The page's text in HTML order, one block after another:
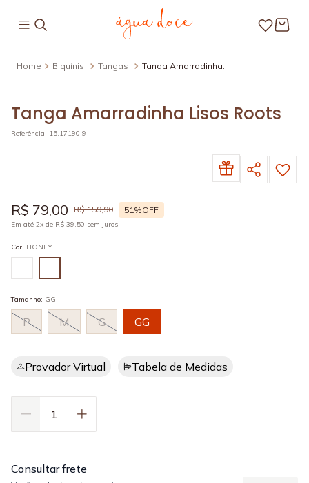
Biquínis Tangas
Tanga Amarradinha
Tanga Amarradinha Lisos Roots
Referência: 15.17190.9
R$ 79,00 R$ 159,90 51%OFF
Em até 2x de R$ 39,50 sem juros
Cor: HONEY
Tamanho: GG
P M G GG
Provador Virtual Tabela de Medidas